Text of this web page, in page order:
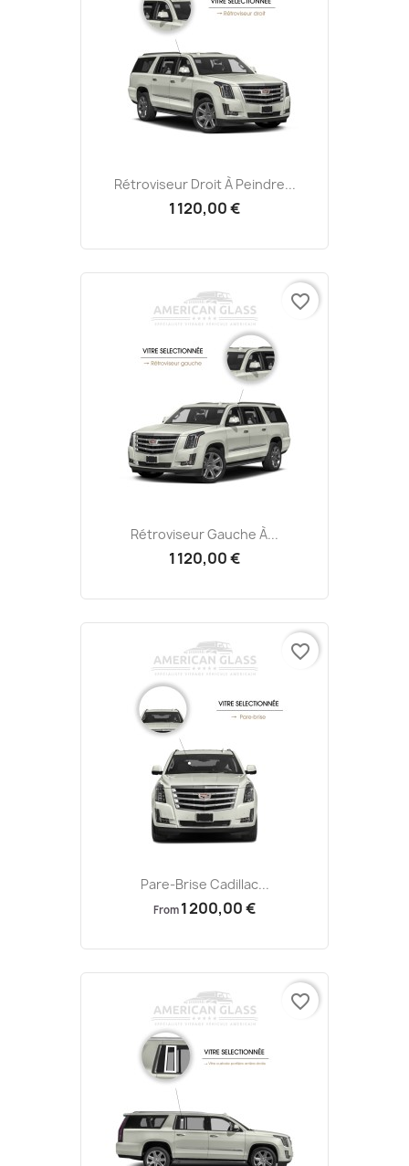
Rétroviseur Droit À Peindre...
1 120,00 €
Rétroviseur Gauche À...
1 120,00 €
favorite_border
Pare-Brise Cadillac...
From 1 200,00 €
favorite_border
favorite_border